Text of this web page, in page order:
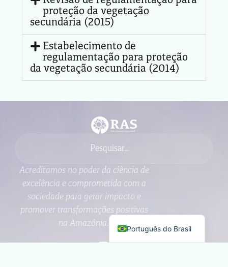
proteção da vegetação
secundária (2015)
Estabelecimento de
regulamentação para proteção
da vegetação secundária (2014)
Acreditamos no poder da ciência de
excelência e comprometida com a
sociedade para gerar impacto e
promover transformações positivas
na Amazônia.
Português do Brasil